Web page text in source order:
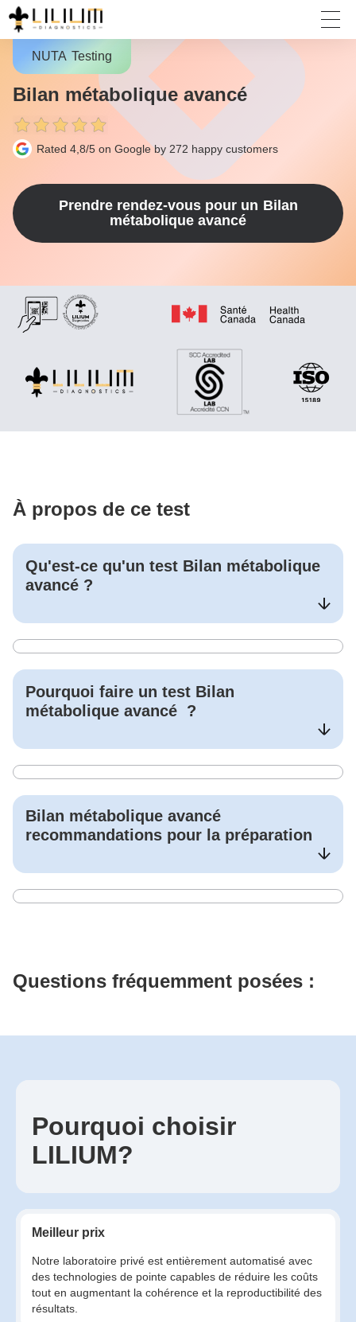
NUTA Testing
Bilan métabolique avancé
Rated 4,8/5 on Google by 272 happy customers
Prendre rendez-vous pour un Bilan
métabolique avancé
À propos de ce test
Qu'est-ce qu'un test Bilan métabolique
avancé ?
Pourquoi faire un test Bilan
métabolique avancé ?
Bilan métabolique avancé
recommandations pour la préparation
Questions fréquemment posées :
Pourquoi choisir
LILIUM?
Meilleur prix
Notre laboratoire privé est entièrement automatisé avec
des technologies de pointe capables de réduire les coûts
tout en augmentant la cohérence et la reproductibilité des
résultats.